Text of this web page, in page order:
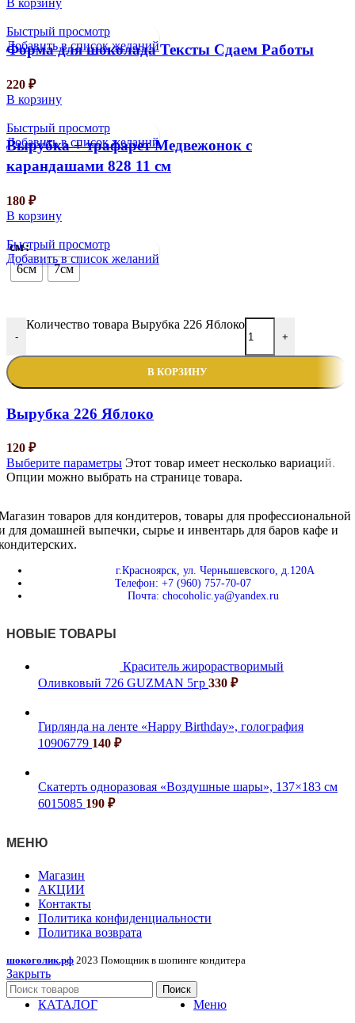
В корзину
Быстрый просмотр
Добавить в список желаний
Форма для шоколада Тексты Сдаем Работы
220 ₽
В корзину
Быстрый просмотр
Добавить в список желаний
Вырубка + трафарет Медвежонок с
карандашами 828 11 см
180 ₽
В корзину
Быстрый просмотр
Добавить в список желаний
см
6см
7см
-
Количество товара Вырубка 226 Яблоко
+
В КОРЗИНУ
Вырубка 226 Яблоко
120 ₽
Выберите параметры Этот товар имеет несколько вариаций.
Опции можно выбрать на странице товара.
товаров для кондитеров, товары для профессиональной
для домашней выпечки, сырье и инвентарь для баров кафе и
г.Красноярск, ул. Чернышевского, д.120А
Телефон: +7 (960) 757-70-07
Почта: chocoholic.ya@yandex.ru
НОВЫЕ ТОВАРЫ
Краситель жирорастворимый
Оливковый 726 GUZMAN 5гр 330 ₽
Гирлянда на ленте «Happy Birthday», голография
10906779 140 ₽
Скатерть одноразовая «Воздушные шары», 137×183 см
6015085 190 ₽
МЕНЮ
Магазин
АКЦИИ
Контакты
Политика конфиденциальности
Политика возврата
шокоголик.рф 2023 Помощник в шопинге кондитера
Закрыть
Поиск
Меню
КАТАЛОГ